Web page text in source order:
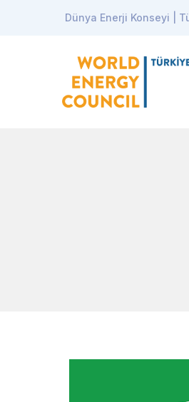
Dünya Enerji Konseyi |